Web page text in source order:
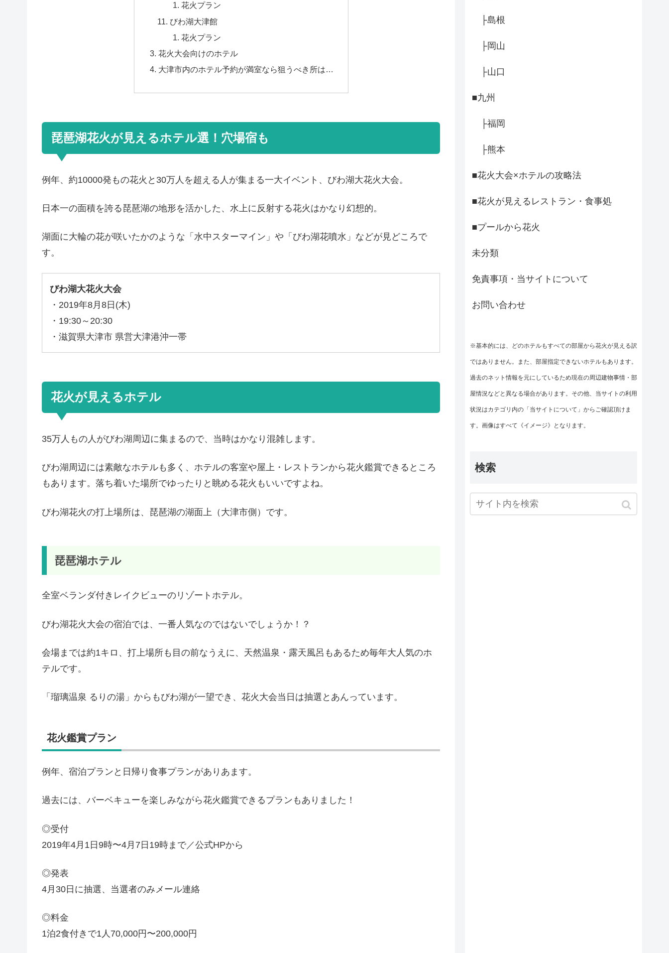
花火プラン
びわ湖大津館
花火プラン
花火大会向けのホテル
大津市内のホテル予約が満室なら狙うべき所は…
琵琶湖花火が見えるホテル選！穴場宿も
例年、約10000発もの花火と30万人を超える人が集まる一大イベント、びわ湖大花火大会。
日本一の面積を誇る琵琶湖の地形を活かした、水上に反射する花火はかなり幻想的。
湖面に大輪の花が咲いたかのような「水中スターマイン」や「びわ湖花噴水」などが見どころで
す。
びわ湖大花火大会
・2019年8月8日(木)
・19:30～20:30
・滋賀県大津市 県営大津港沖一帯
花火が見えるホテル
35万人もの人がびわ湖周辺に集まるので、当時はかなり混雑します。
びわ湖周辺には素敵なホテルも多く、ホテルの客室や屋上・レストランから花火鑑賞できるところ
もあります。落ち着いた場所でゆったりと眺める花火もいいですよね。
びわ湖花火の打上場所は、琵琶湖の湖面上（大津市側）です。
琵琶湖ホテル
全室ベランダ付きレイクビューのリゾートホテル。
びわ湖花火大会の宿泊では、一番人気なのではないでしょうか！？
会場までは約1キロ、打上場所も目の前なうえに、天然温泉・露天風呂もあるため毎年大人気のホ
テルです。
「瑠璃温泉 るりの湯」からもびわ湖が一望でき、花火大会当日は抽選とあんっています。
花火鑑賞プラン
例年、宿泊プランと日帰り食事プランがありあます。
過去には、バーベキューを楽しみながら花火鑑賞できるプランもありました！
◎受付
2019年4月1日9時〜4月7日19時まで／公式HPから
◎発表
4月30日に抽選、当選者のみメール連絡
◎料金
1泊2食付きで1人70,000円〜200,000円
├島根
├岡山
├山口
■九州
├福岡
├熊本
■花火大会×ホテルの攻略法
■花火が見えるレストラン・食事処
■プールから花火
未分類
免責事項・当サイトについて
お問い合わせ
※基本的には、どのホテルもすべての部屋から花火が見える訳
ではありません。また、部屋指定できないホテルもあります。
過去のネット情報を元にしているため現在の周辺建物事情・部
屋情況などと異なる場合があります。その他、当サイトの利用
状況はカテゴリ内の「当サイトについて」からご確認頂けま
す。画像はすべて《イメージ》となります。
検索